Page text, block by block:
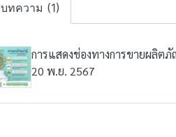
บทความ (1)
การแสดงช่องทางการขายผลิ
20 พ.ย. 2567